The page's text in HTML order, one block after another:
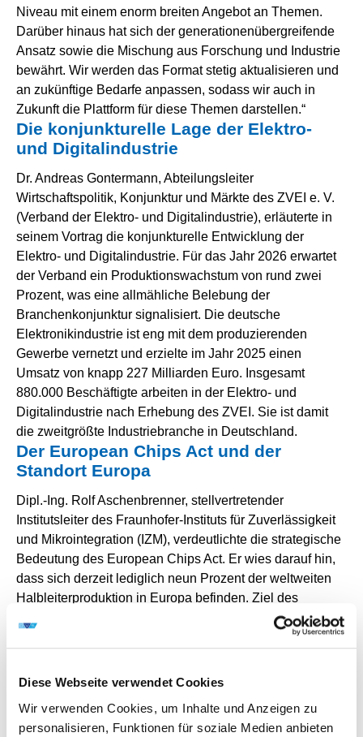
Diese Webseite verwendet Cookies
Wir verwenden Cookies, um Inhalte und Anzeigen zu
personalisieren, Funktionen für soziale Medien anbieten
Niveau mit einem enorm breiten Angebot an Themen.
Darüber hinaus hat sich der generationenübergreifende
Ansatz sowie die Mischung aus Forschung und Industrie
bewährt. Wir werden das Format stetig aktualisieren und
an zukünftige Bedarfe anpassen, sodass wir auch in
Zukunft die Plattform für diese Themen darstellen.“
Die konjunkturelle Lage der Elektro-
und Digitalindustrie
Dr. Andreas Gontermann, Abteilungsleiter
Wirtschaftspolitik, Konjunktur und Märkte des ZVEI e. V.
(Verband der Elektro- und Digitalindustrie), erläuterte in
seinem Vortrag die konjunkturelle Entwicklung der
Elektro- und Digitalindustrie. Für das Jahr 2026 erwartet
der Verband ein Produktionswachstum von rund zwei
Prozent, was eine allmähliche Belebung der
Branchenkonjunktur signalisiert. Die deutsche
Elektronikindustrie ist eng mit dem produzierenden
Gewerbe vernetzt und erzielte im Jahr 2025 einen
Umsatz von knapp 227 Milliarden Euro. Insgesamt
880.000 Beschäftigte arbeiten in der Elektro- und
Digitalindustrie nach Erhebung des ZVEI. Sie ist damit
die zweitgrößte Industriebranche in Deutschland.
Der European Chips Act und der
Standort Europa
Dipl.-Ing. Rolf Aschenbrenner, stellvertretender
Institutsleiter des Fraunhofer-Instituts für Zuverlässigkeit
und Mikrointegration (IZM), verdeutlichte die strategische
Bedeutung des European Chips Act. Er wies darauf hin,
dass sich derzeit lediglich neun Prozent der weltweiten
Halbleiterproduktion in Europa befinden. Ziel des
European Chips Act sei es, diese Quote deutlich zu
Initiative der Europäischen Kommission profitiere die
mittelständisch geprägt sei.
Dabei sei die Chiptechnologie zwar eine entscheidende